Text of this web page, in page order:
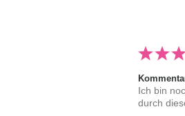
Ich bin
durch